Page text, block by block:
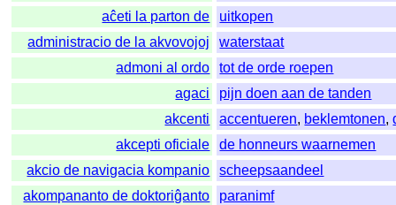
aĉeti la parton de
uitkopen
administracio de la akvovojoj
waterstaat
admoni al ordo
tot de orde roepen
agaci
pijn doen aan de tanden
akcenti
accentueren, beklemtonen,
akcepti oficiale
de honneurs waarnemen
akcio de navigacia kompanio
scheepsaandeel
akompananto de doktoriĝanto
paranimf